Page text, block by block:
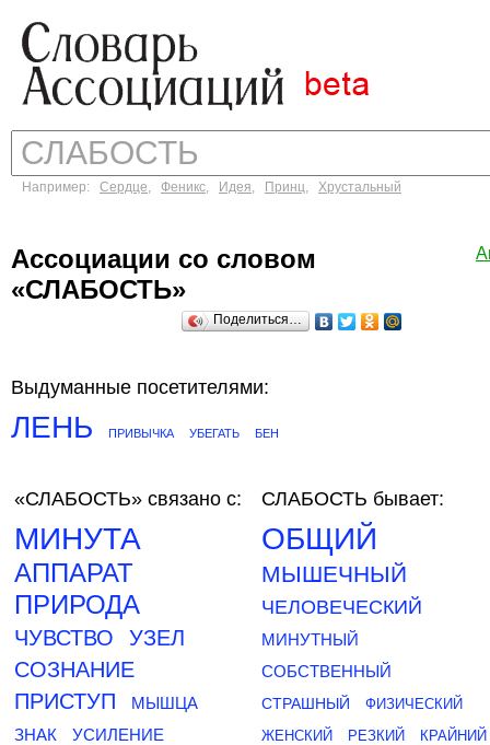
Например: Сердце, Феникс, Идея, Принц, Хрустальный
Ассоциации со словом
«СЛАБОСТЬ»
Поделиться…
Выдуманные посетителями:
ЛЕНЬ ПРИВЫЧКА УБЕГАТЬ БЕН
«СЛАБОСТЬ» связано с:
МИНУТА
АППАРАТ
ПРИРОДА
ЧУВСТВО
УЗЕЛ
СОЗНАНИЕ
ПРИСТУП
МЫШЦА
ЗНАК
УСИЛЕНИЕ
СЛАБОСТЬ бывает:
ОБЩИЙ
МЫШЕЧНЫЙ
ЧЕЛОВЕЧЕСКИЙ
МИНУТНЫЙ
СОБСТВЕННЫЙ
СТРАШНЫЙ
ФИЗИЧЕСКИЙ
ЖЕНСКИЙ
РЕЗКИЙ
КРАЙНИЙ